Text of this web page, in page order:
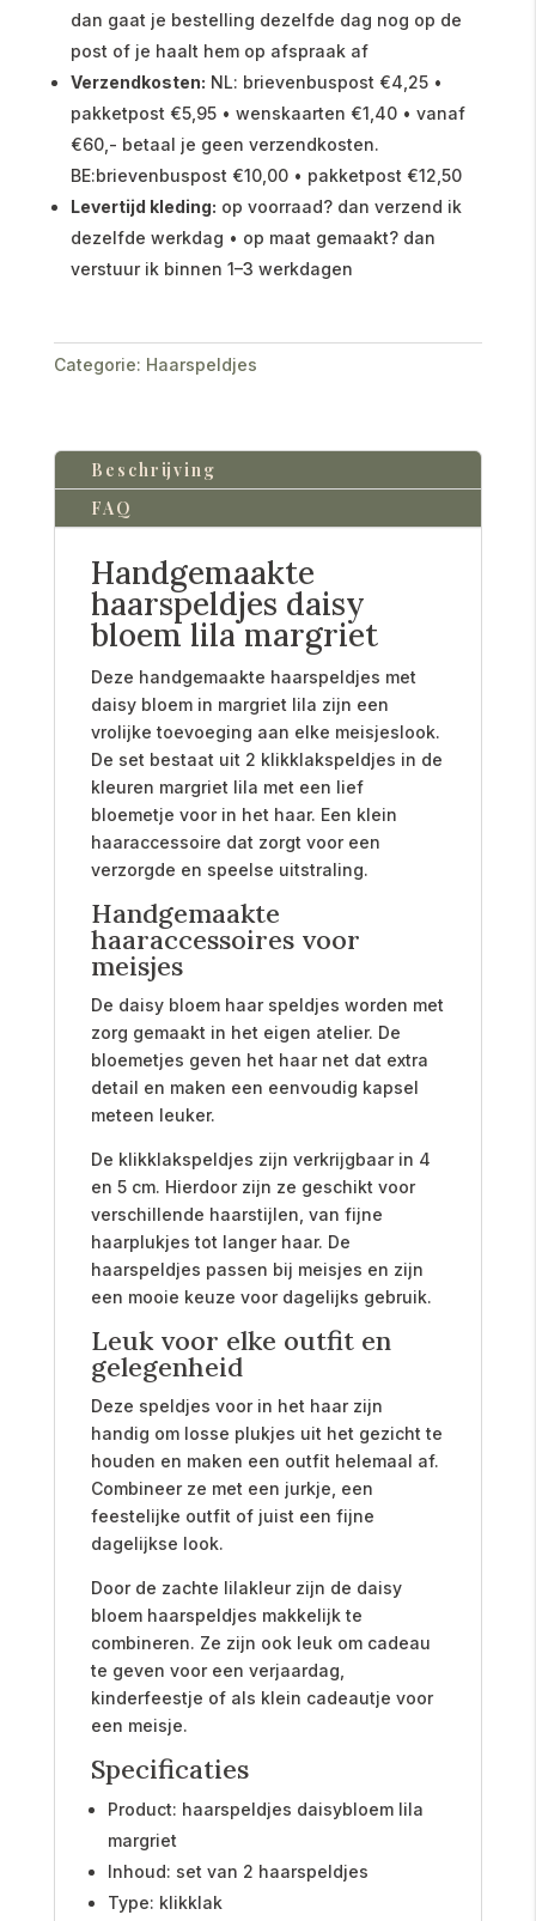
dan gaat je bestelling dezelfde dag nog op de
post of je haalt hem op afspraak af
Verzendkosten: NL: brievenbuspost €4,25 •
pakketpost €5,95 • wenskaarten €1,40 • vanaf
€60,- betaal je geen verzendkosten.
BE:brievenbuspost €10,00 • pakketpost €12,50
Levertijd kleding: op voorraad? dan verzend ik
dezelfde werkdag • op maat gemaakt? dan
verstuur ik binnen 1–3 werkdagen
Categorie: Haarspeldjes
Beschrijving
FAQ
Handgemaakte
haarspeldjes daisy
bloem lila margriet
Deze handgemaakte haarspeldjes met
daisy bloem in margriet lila zijn een
vrolijke toevoeging aan elke meisjeslook.
De set bestaat uit 2 klikklakspeldjes in de
kleuren margriet lila met een lief
bloemetje voor in het haar. Een klein
haaraccessoire dat zorgt voor een
verzorgde en speelse uitstraling.
Handgemaakte
haaraccessoires voor
meisjes
De daisy bloem haar speldjes worden met
zorg gemaakt in het eigen atelier. De
bloemetjes geven het haar net dat extra
detail en maken een eenvoudig kapsel
meteen leuker.
De klikklakspeldjes zijn verkrijgbaar in 4
en 5 cm. Hierdoor zijn ze geschikt voor
verschillende haarstijlen, van fijne
haarplukjes tot langer haar. De
haarspeldjes passen bij meisjes en zijn
een mooie keuze voor dagelijks gebruik.
Leuk voor elke outfit en
gelegenheid
Deze speldjes voor in het haar zijn
handig om losse plukjes uit het gezicht te
houden en maken een outfit helemaal af.
Combineer ze met een jurkje, een
feestelijke outfit of juist een fijne
dagelijkse look.
Door de zachte lilakleur zijn de daisy
bloem haarspeldjes makkelijk te
combineren. Ze zijn ook leuk om cadeau
te geven voor een verjaardag,
kinderfeestje of als klein cadeautje voor
een meisje.
Specificaties
Product: haarspeldjes daisybloem lila
margriet
Inhoud: set van 2 haarspeldjes
Type: klikklak